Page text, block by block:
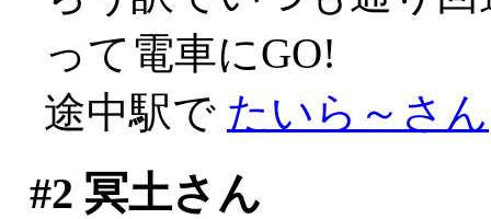
って電車にGO!
途中駅で たいら～さん
#2 冥土さん